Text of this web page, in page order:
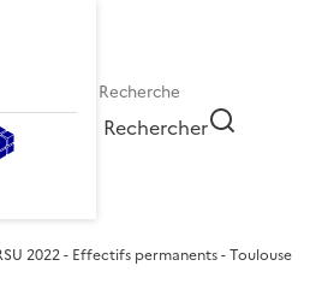
Rechercher
2022 - Effectifs permanents - Toulouse